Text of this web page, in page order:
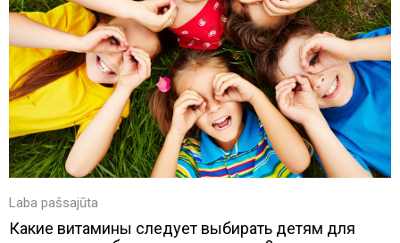
Laba pašsajūta
Какие витамины следует выбирать детям для